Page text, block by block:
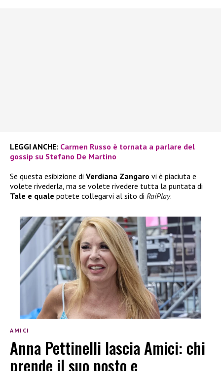
LEGGI ANCHE: Carmen Russo è tornata a parlare del
gossip su Stefano De Martino
Se questa esibizione di Verdiana Zangaro vi è piaciuta e
volete rivederla, ma se volete rivedere tutta la puntata di
Tale e quale potete collegarvi al sito di RaiPlay.
AMICI
Anna Pettinelli lascia Amici: chi
prende il suo posto e